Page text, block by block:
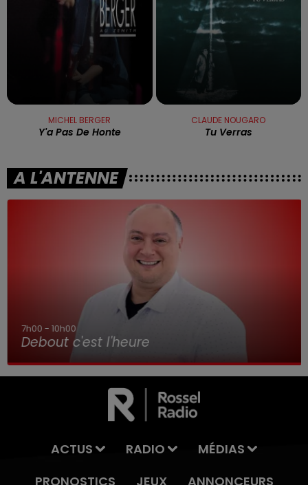
MICHEL BERGER
Y'a Pas De Honte
CLAUDE NOUGARO
Tu Verras
A L'ANTENNE
7h00 - 10h00
Debout c'est l'heure
ACTUS RADIO
MÉDIAS
PRONOSTICS
JEUX ANNONCEURS